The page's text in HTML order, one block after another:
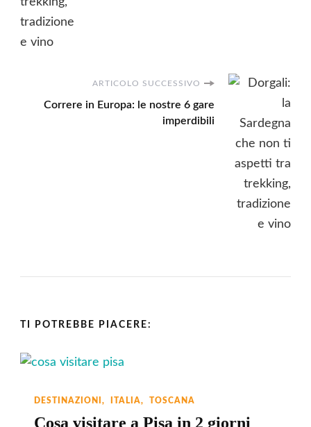
ARTICOLO SUCCESSIVO
Correre in Europa: le nostre 6 gare
imperdibili
TI POTREBBE PIACERE:
DESTINAZIONI ITALIA TOSCANA
Cosa visitare a Pisa in 2 giorni